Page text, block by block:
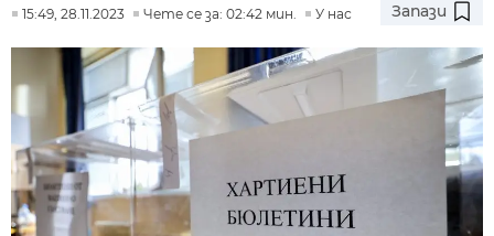
15:49, 28.11.2023 Чете се за: 02:42 мин. У нас Запази